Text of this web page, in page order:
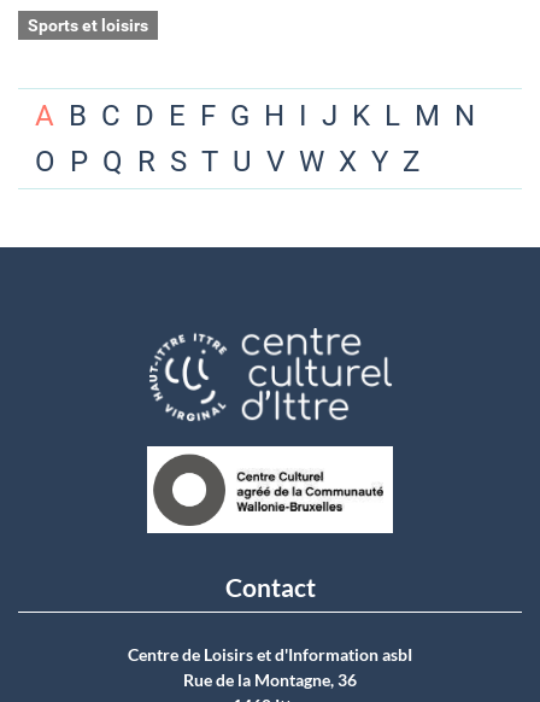
Sports et loisirs
A B C D E F G H I J K L M N
O P Q R S T U V W X Y Z
Contact
Centre de Loisirs et d'Information asbI
Rue de la Montagne, 36